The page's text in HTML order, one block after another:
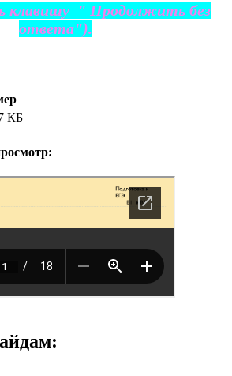
клавишу " Продолжить без
ответа").
КБ